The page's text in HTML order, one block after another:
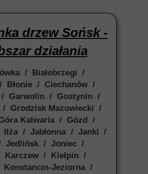
drzew Sońsk -
działania
/ Białobrzegi /
Błonie / Ciechanów /
/ Garwolin / Gostynin /
Grodzisk Mazowiecki /
Kalwaria / Gózd /
Iłża / Jabłonna / Janki /
Jedlińsk / Joniec /
Karczew / Kiełpin /
Konstancin-Jeziorna /